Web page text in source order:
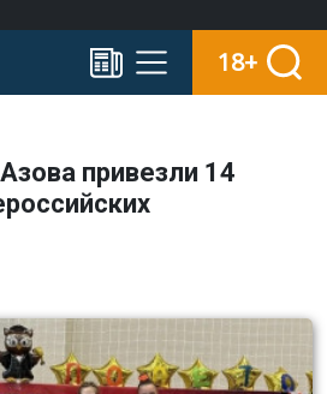
18+
привезли 14